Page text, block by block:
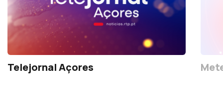
Telejornal Açores